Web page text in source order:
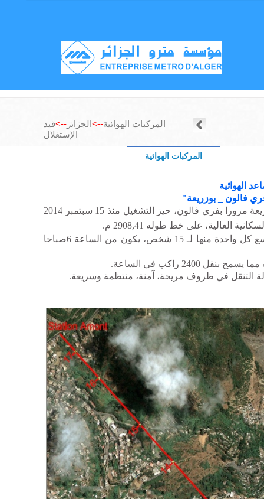
المركبات الهوائية-->الجزائر -->قيد
الإستغلال
المركبات الهوائية
الهوائية
فالون _ بوزريعة"
تربط واد قريش ببوزريعة مرورا بفري فالون، حيز التشغيل منذ 15 سبتمبر 2014
العالية، على خط طوله 2908,41 م.
استغلال هذا الخط المكوّن من 58 مركبة هوائية تتسع كل واحدة منها لـ 15 شخص، يكون من الساعة 6صباحا
التنقل في ظروف مريحة، آمنة، منتظمة وسريعة.